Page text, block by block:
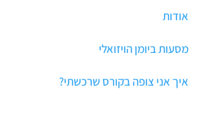
אודות
מסעות ביומן הויזואלי
איך אני צופה בקורס שרכשתי?